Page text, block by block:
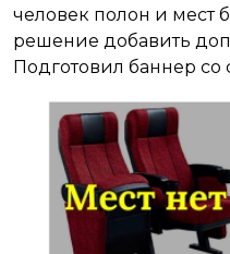
человек полон и мест
решение добавить
Подготовил баннер со